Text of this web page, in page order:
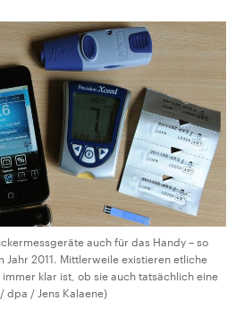
auch für das Handy – so
Jahr 2011. Mittlerweile existieren etliche
klar ist, ob sie auch tatsächlich eine
dpa / Jens Kalaene)